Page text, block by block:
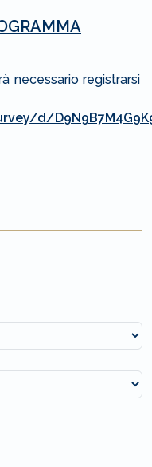
necessario registrarsi
d/